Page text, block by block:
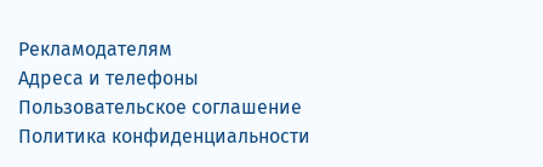
Рекламодателям
Адреса и телефоны
Пользовательское соглашение
Политика конфиденциальности